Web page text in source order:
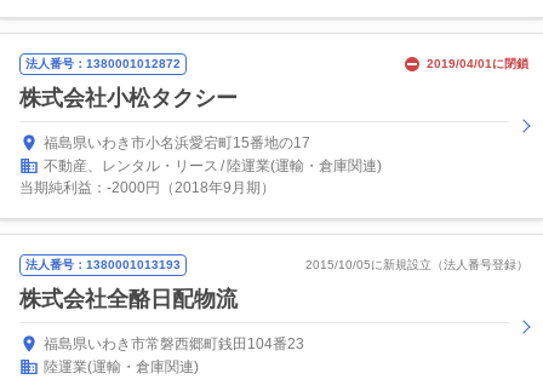
法人番号：1380001012872 2019/04/01に閉鎖
株式会社小松タクシー
福島県いわき市小名浜愛宕町15番地の17
不動産、レンタル・リース
陸運業(運輸・倉庫関連)
当期純利益：-2000円（2018年9月期）
法人番号：1380001013193 2015/10/05に新規設立（法人番号登録）
株式会社全酪日配物流
福島県いわき市常磐西郷町銭田104番23
陸運業(運輸・倉庫関連)